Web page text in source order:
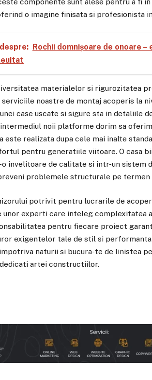
o imagine finisata si profesionista
Rochii domnișoare de onoare
materialelor si rigurozitatea
noastre de montaj acoperis la
case uscate si sigure sta in detaliile
noii platforme dorim sa
este realizata dupa cele mai inalte
pentru generatiile viitoare. O casa
invelitoare de calitate si intr-un sistem
problemele structurale pe termen
potrivit pentru lucrarile de
unor experti care inteleg complexitatea
pentru fiecare proiect
exigentelor tale de stil si
naturii si bucura-te de linistea
artei constructiilor.